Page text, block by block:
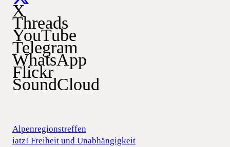
X
Threads
YouTube
Telegram
WhatsApp
Flickr
SoundCloud
Alpenregionstreffen
iatz! Freiheit und Unabhängigkeit